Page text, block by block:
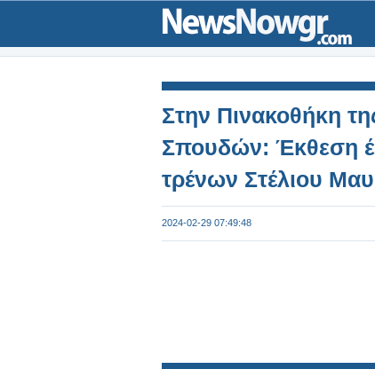
Στην Πινακοθήκη
Σπουδών: Έκθεση
τρένων Στέλιου
2024-02-29 07:49:48